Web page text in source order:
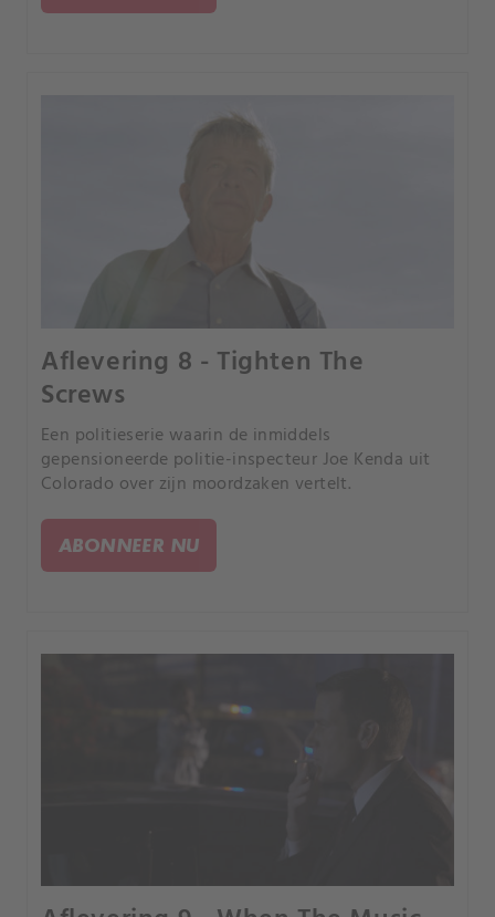
Aflevering 8 - Tighten The
Screws
Een politieserie waarin de inmiddels
gepensioneerde politie-inspecteur Joe Kenda uit
Colorado over zijn moordzaken vertelt.
ABONNEER NU